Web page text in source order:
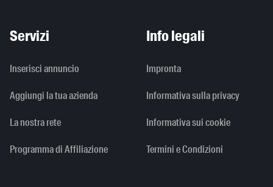
Servizi
Inserisci annuncio
Aggiungi la tua azienda
La nostra rete
Programma di Affiliazione
Info legali
Impronta
Informativa sulla privacy
Informativa sui cookie
Termini e Condizioni